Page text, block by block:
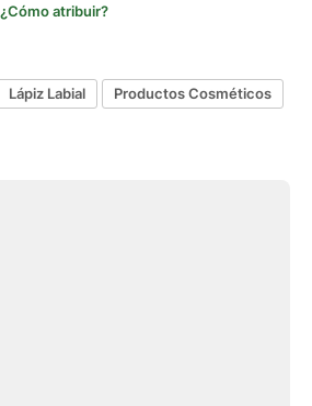
¿Cómo atribuir?
Lápiz Labial
Productos Cosméticos